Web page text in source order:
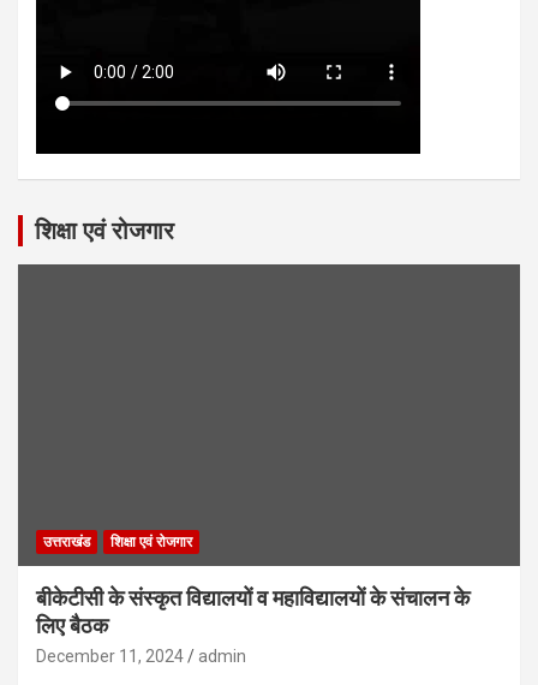
शिक्षा एवं रोजगार
उत्तराखंड शिक्षा एवं रोजगार
बीकेटीसी के संस्कृत विद्यालयों व महाविद्यालयों के संचालन के
लिए बैठक
December 11, 2024 admin